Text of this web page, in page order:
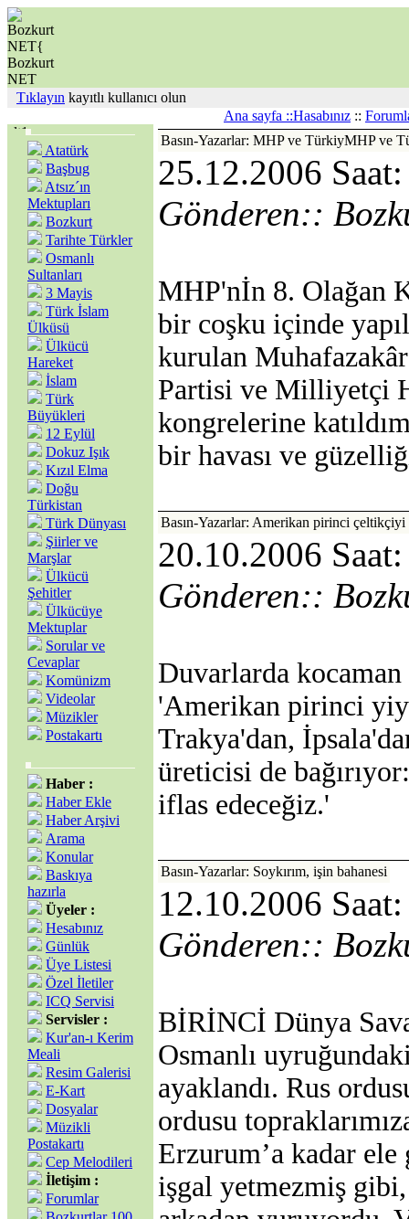
Tıklayın kayıtlı kullanıcı olun
Ana sayfa ::Hasabınız ::
Atatürk
Başbug
Atsız´ın
Mektupları
Bozkurt
Tarihte Türkler
Osmanlı
Sultanları
3 Mayis
Türk İslam
Ülküsü
Ülkücü
Hareket
İslam
Türk
Büyükleri
12 Eylül
Dokuz Işık
Kızıl Elma
Doğu
Türkistan
Türk Dünyası
Şiirler ve
Marşlar
Ülkücü
Şehitler
Ülkücüye
Mektuplar
Sorular ve
Cevaplar
Komünizm
Videolar
Müzikler
Postakartı
Haber :
Haber Ekle
Haber Arşivi
Arama
Konular
Baskıya
hazırla
Üyeler :
Hesabınız
Günlük
Üye Listesi
Özel İletiler
ICQ Servisi
Servisler :
Kur'an-ı Kerim
Meali
Resim Galerisi
E-Kart
Dosyalar
Müzikli
Postakartı
Cep Melodileri
İletişim :
Forumlar
Basın-Yazarlar: MHP ve TürkiyMHP ve
25.12.2006
Gönderen::
MHP'nİn 8. Olağan
bir coşku içinde
kurulan
Partisi ve Milliyetçi
kongrelerine
bir havası ve
Basın-Yazarlar: Amerikan pirinci
20.10.2006
Gönderen::
Duvarlarda
'Amerikan pirinci
Trakya'dan,
üreticisi de
iflas edeceğiz.'
Basın-Yazarlar: Soykırım, işin bahanesi
12.10.2006
Gönderen::
BİRİNCİ Dünya
Osmanlı
ayaklandı. Rus
ordusu
Erzurum’a kadar
işgal yetmezmiş